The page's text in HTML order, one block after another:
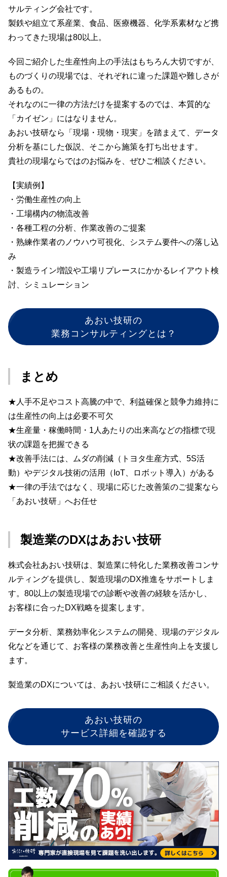
サルティング会社です。
製鉄や組立て系産業、食品、医療機器、化学系素材など携
わってきた現場は80以上。
今回ご紹介した生産性向上の手法はもちろん大切ですが、
ものづくりの現場では、それぞれに違った課題や難しさが
あるもの。
それなのに一律の方法だけを提案するのでは、本質的な
「カイゼン」にはなりません。
あおい技研なら「現場・現物・現実」を踏まえて、データ
分析を基にした仮説、そこから施策を打ち出せます。
貴社の現場ならではのお悩みを、ぜひご相談ください。
【実績例】
・労働生産性の向上
・工場構内の物流改善
・各種工程の分析、作業改善のご提案
・熟練作業者のノウハウ可視化、システム要件への落し込
み
・製造ライン増設や工場リプレースにかかるレイアウト検
討、シミュレーション
あおい技研の
業務コンサルティングとは？
まとめ
★人手不足やコスト高騰の中で、利益確保と競争力維持に
は生産性の向上は必要不可欠
★生産量・稼働時間・1人あたりの出来高などの指標で現
状の課題を把握できる
★改善手法には、ムダの削減（トヨタ生産方式、5S活
動）やデジタル技術の活用（IoT、ロボット導入）がある
★一律の手法ではなく、現場に応じた改善策のご提案なら
「あおい技研」へお任せ
製造業のDXはあおい技研
株式会社あおい技研は、製造業に特化した業務改善コンサ
ルティングを提供し、製造現場のDX推進をサポートしま
す。80以上の製造現場での診断や改善の経験を活かし、
お客様に合ったDX戦略を提案します。
データ分析、業務効率化システムの開発、現場のデジタル
化などを通じて、お客様の業務改善と生産性向上を支援し
ます。
製造業のDXについては、あおい技研にご相談ください。
あおい技研の
サービス詳細を確認する